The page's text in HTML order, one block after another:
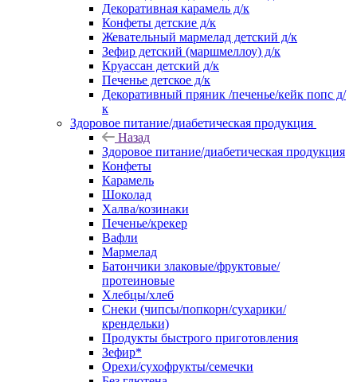
Декоративная карамель д/к
Конфеты детские д/к
Жевательный мармелад детский д/к
Зефир детский (маршмеллоу) д/к
Круассан детский д/к
Печенье детское д/к
Декоративный пряник /печенье/кейк попс д/
к
Здоровое питание/диабетическая продукция
Назад
Здоровое питание/диабетическая продукция
Конфеты
Карамель
Шоколад
Халва/козинаки
Печенье/крекер
Вафли
Мармелад
Батончики злаковые/фруктовые/
протеиновые
Хлебцы/хлеб
Снеки (чипсы/попкорн/сухарики/
крендельки)
Продукты быстрого приготовления
Зефир*
Орехи/сухофрукты/семечки